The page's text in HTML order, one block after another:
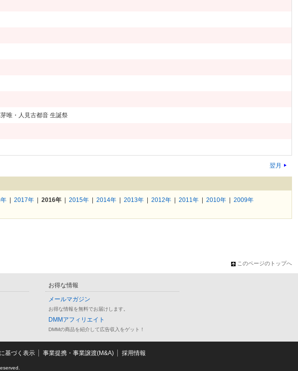
唯・人見古都音 生誕祭
翌月
| 2017年| 2016年| 2015年| 2014年| 2013年| 2012年| 2011年| 2010年| 2009年
このページのトップへ
お得な情報
メールマガジン
お得な情報を無料でお届けします。
DMMアフィリエイト
DMMの商品を紹介して広告収入をゲット！
基づく表示 事業提携・事業譲渡(M&A) 採用情報